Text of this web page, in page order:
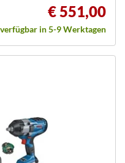
€ 551,00
in 5-9 Werktagen